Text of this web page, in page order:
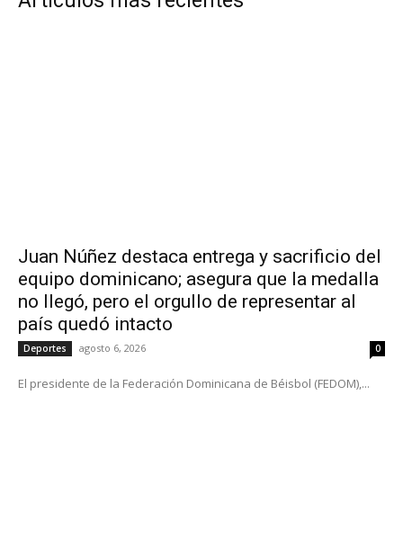
Juan Núñez destaca entrega y sacrificio del
equipo dominicano; asegura que la medalla
no llegó, pero el orgullo de representar al
país quedó intacto
Deportes agosto 6, 2026 0
El presidente de la Federación Dominicana de Béisbol (FEDOM),...